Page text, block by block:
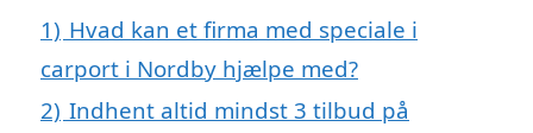
1) Hvad kan et firma med speciale i
carport i Nordby hjælpe med?
2) Indhent altid mindst 3 tilbud på